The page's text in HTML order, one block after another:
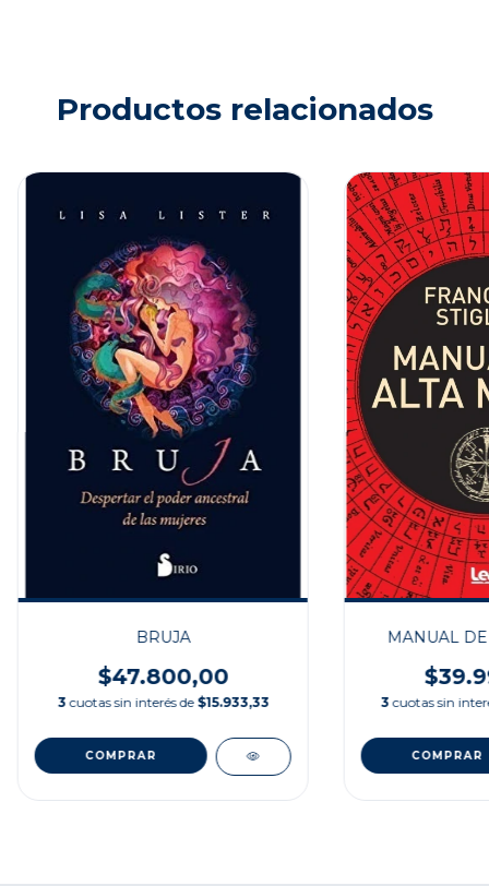
Productos relacionados
BRUJA
$47.800,00
3 cuotas sin interés de $15.933,33
MANUAL
3 cuotas sin